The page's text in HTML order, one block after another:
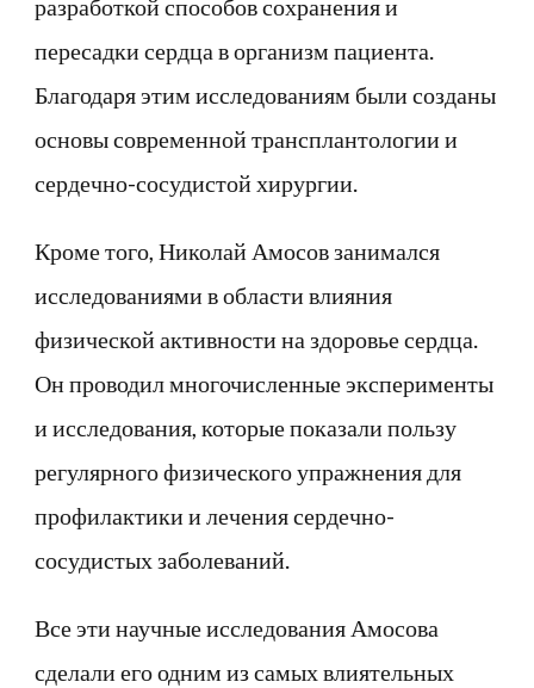
пересадки сердца в организм пациента.
Благодаря этим исследованиям были созданы
основы современной трансплантологии и
сердечно-сосудистой хирургии.
Кроме того, Николай Амосов занимался
исследованиями в области влияния
физической активности на здоровье сердца.
Он проводил многочисленные эксперименты
и исследования, которые показали пользу
регулярного физического упражнения для
профилактики и лечения сердечно-
сосудистых заболеваний.
Все эти научные исследования Амосова
сделали его одним из самых влиятельных